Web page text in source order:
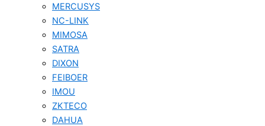
MERCUSYS
NC-LINK
MIMOSA
SATRA
DIXON
FEIBOER
IMOU
ZKTECO
DAHUA